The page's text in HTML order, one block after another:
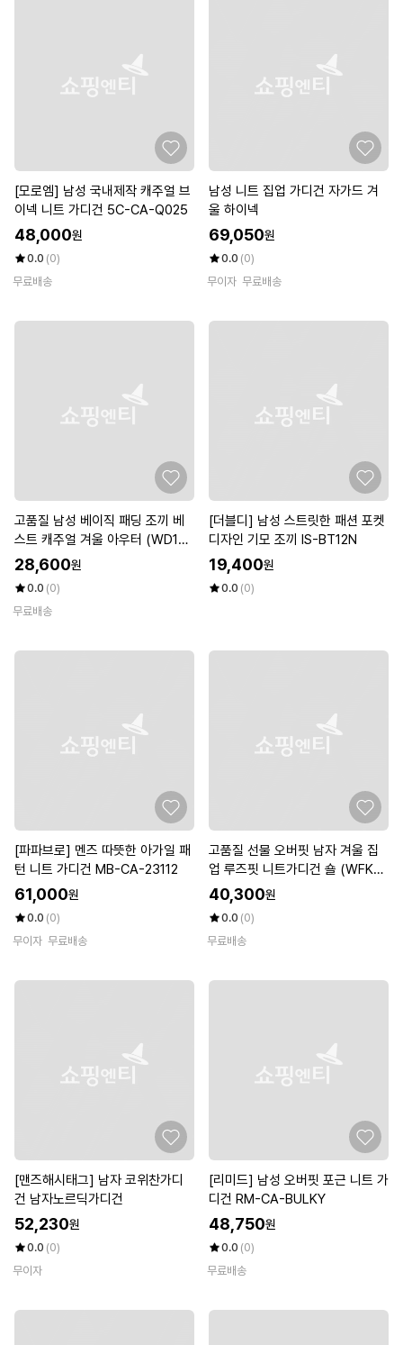
[모로엠] 남성 국내제작 캐주얼 브
이넥 니트 가디건 5C-CA-Q025
48,000원
0.0 (0)
무료배송
남성 니트 집업 가디건 자가드 겨
울 하이넥
69,050원
0.0 (0)
무이자 무료배송
고품질 남성 베이직 패딩 조끼 베
스트 캐주얼 겨울 아우터 (WD1C
431)
28,600원
0.0 (0)
무료배송
[더블디] 남성 스트릿한 패션 포켓
디자인 기모 조끼 IS-BT12N
19,400원
0.0 (0)
[파파브로] 멘즈 따뜻한 아가일 패
턴 니트 가디건 MB-CA-23112
61,000원
0.0 (0)
무이자 무료배송
고품질 선물 오버핏 남자 겨울 집
업 루즈핏 니트가디건 숄 (WFKL7
JQ)
40,300원
0.0 (0)
무료배송
[맨즈해시태그] 남자 코위찬가디
건 남자노르딕가디건
52,230원
0.0 (0)
무이자
[리미드] 남성 오버핏 포근 니트 가
디건 RM-CA-BULKY
48,750원
0.0 (0)
무료배송